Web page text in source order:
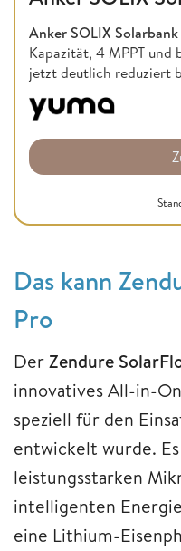
Anker SOLIX
Kapazität, 4 MPPT und
jetzt deutlich reduziert
Das kann
Pro
DerZendure
innovatives All-in-
speziell für den
entwickelt wurde.
leistungsstarken
intelligenten
eine Lithium-